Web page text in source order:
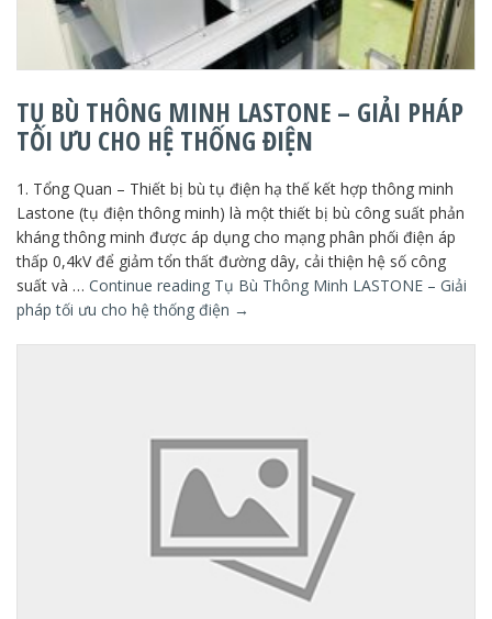
TỤ BÙ THÔNG MINH LASTONE – GIẢI PHÁP
TỐI ƯU CHO HỆ THỐNG ĐIỆN
1. Tổng Quan – Thiết bị bù tụ điện hạ thế kết hợp thông minh
Lastone (tụ điện thông minh) là một thiết bị bù công suất phản
kháng thông minh được áp dụng cho mạng phân phối điện áp
thấp 0,4kV để giảm tổn thất đường dây, cải thiện hệ số công
suất và … Continue reading Tụ Bù Thông Minh LASTONE – Giải
pháp tối ưu cho hệ thống điện →